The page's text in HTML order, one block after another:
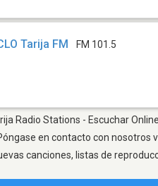
Tarija FM FM 101.5
Radio Stations - Escuchar
en contacto con
canciones, listas de